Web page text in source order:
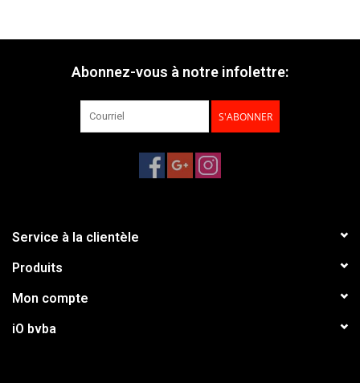
Abonnez-vous à notre infolettre:
S'ABONNER
Service à la clientèle
Produits
Mon compte
iO bvba